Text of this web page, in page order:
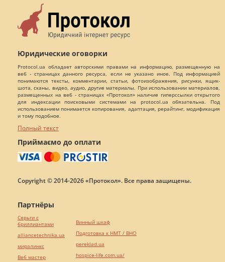
Юридические оговорки
Protocol.ua обладает авторскими правами на информацию, размещенную на
веб - страницах данного ресурса, если не указано иное. Под информацией
понимаются тексты, комментарии, статьи, фотоизображения, рисунки, ящик-
шота, сканы, видео, аудио, другие материалы. При использовании материалов,
размещенных на веб - страницах «Протокол» наличие гиперссылки открытого
для индексации поисковыми системами на protocol.ua обязательна. Под
использованием понимается копирования, адаптация, рерайтинг, модификация
и тому подобное.
Полный текст
Приймаємо до оплати
Copyright © 2014-2026 «Протокол». Все права защищены.
Партнёры
Серьги с
бриллиантами
alliancetechnika.ua
миралинкс
Веб мастер
Винный шкаф
Подготовка к НМТ / ВНО
pereklad.ua
hospice-life.com.ua/